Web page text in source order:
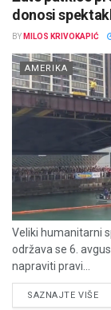
donosi
BY MILOS KRIVOKAPIĆ
AMERIKA
Veliki humanitarni
održava se 6.
napraviti pravi...
SAZNAJTE VIŠE